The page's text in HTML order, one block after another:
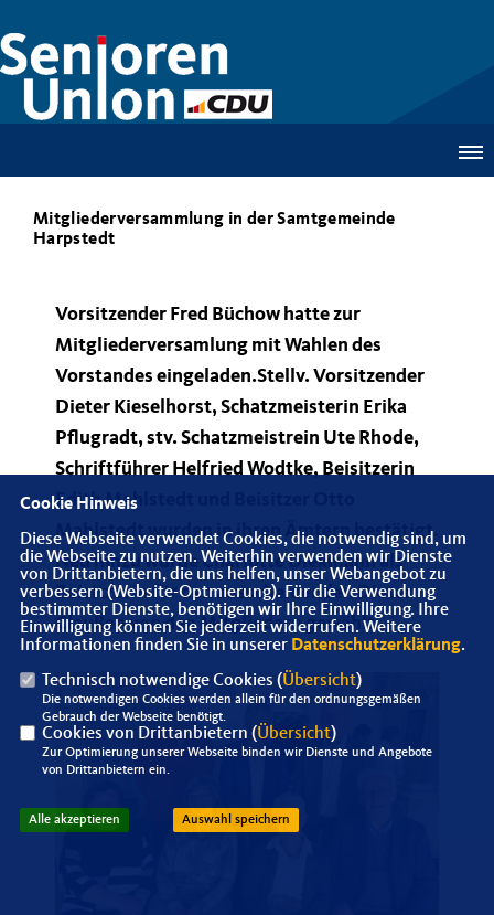
Mitgliederversammlung in der Samtgemeinde
Harpstedt
Vorsitzender Fred Büchow hatte zur
Mitgliederversamlung mit Wahlen des
Vorstandes eingeladen.Stellv. Vorsitzender
Dieter Kieselhorst, Schatzmeisterin Erika
Pflugradt, stv. Schatzmeistrein Ute Rhode,
Schriftführer Helfried Wodtke, Beisitzerin
Edith Mahlstedt und Beisitzer Otto
Mahlstedt wurden in ihren Ämtern bestätigt.
Neu hinzu wurde Charlotte Diekmann als
Beisitzerin für den ausscheidenden Dieter
Claußen von den Mitgliedern gewählt.
Cookie Hinweis
Diese Webseite verwendet Cookies, die notwendig sind, um
die Webseite zu nutzen. Weiterhin verwenden wir Dienste
von Drittanbietern, die uns helfen, unser Webangebot zu
verbessern (Website-Optmierung). Für die Verwendung
bestimmter Dienste, benötigen wir Ihre Einwilligung. Ihre
Einwilligung können Sie jederzeit widerrufen. Weitere
Informationen finden Sie in unserer Datenschutzerklärung.
Technisch notwendige Cookies (Übersicht)
Die notwendigen Cookies werden allein für den ordnungsgemäßen
Gebrauch der Webseite benötigt.
Cookies von Drittanbietern (Übersicht)
Zur Optimierung unserer Webseite binden wir Dienste und Angebote
von Drittanbietern ein.
Alle akzeptieren Auswahl speichern